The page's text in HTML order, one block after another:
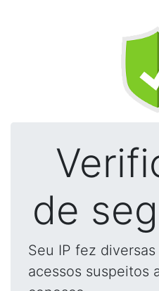
de
Seu IP fez
acessos suspeitos